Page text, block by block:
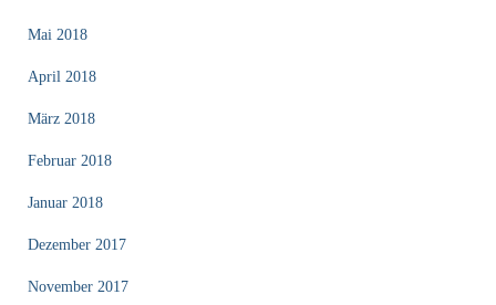
Mai 2018
April 2018
März 2018
Februar 2018
Januar 2018
Dezember 2017
November 2017